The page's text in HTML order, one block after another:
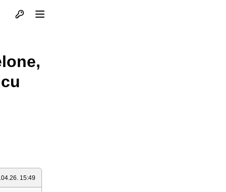
Otvori profil
15:49